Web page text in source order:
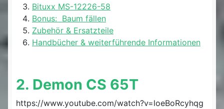
Bituxx MS-12226-58
Bonus: Baum fällen
Zubehör & Ersatzteile
Handbücher & weiterführende Informationen
2. Demon CS 65T
https://www.youtube.com/watch?v=loeBoRcyhqg